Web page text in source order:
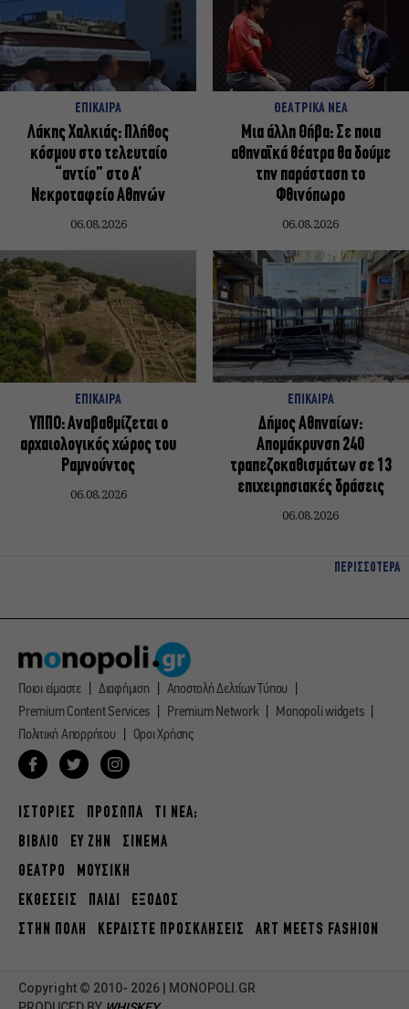
ΕΠΙΚΑΙΡΑ
Λάκης Χαλκιάς: Πλήθος
κόσμου στο τελευταίο
“αντίο” στο Α’
Νεκροταφείο Αθηνών
06.08.2026
ΘΕΑΤΡΙΚΑ ΝΕΑ
Μια άλλη Θήβα: Σε ποια
αθηναϊκά θέατρα θα δούμε
την παράσταση το
Φθινόπωρο
06.08.2026
ΕΠΙΚΑΙΡΑ
ΥΠΠΟ: Αναβαθμίζεται ο
αρχαιολογικός χώρος του
Ραμνούντος
06.08.2026
ΕΠΙΚΑΙΡΑ
Δήμος Αθηναίων:
Απομάκρυνση 240
τραπεζοκαθισμάτων σε 13
επιχειρησιακές δράσεις
06.08.2026
ΠΕΡΙΣΣΟΤΕΡΑ
Ποιοι είμαστε Διαφήμιση
Αποστολή Δελτίων Τύπου
Premium Content Services
Premium Network
Monopoli widgets
Πολιτική Απορρήτου
Οροι Χρήσης
ΙΣΤΟΡΙΕΣ ΠΡΟΣΩΠΑ
ΤΙ ΝΕΑ;
ΒΙΒΛΙΟ
ΕΥ ΖΗΝ
ΣΙΝΕΜΑ
ΘΕΑΤΡΟ
ΜΟΥΣΙΚΗ
ΕΚΘΕΣΕΙΣ
ΠΑΙΔΙ
ΕΞΟΔΟΣ
ΣΤΗΝ ΠΟΛΗ
ΚΕΡΔΙΣΤΕ ΠΡΟΣΚΛΗΣΕΙΣ ART MEETS FASHION
Copyright © 2010- 2026 | MONOPOLI.GR